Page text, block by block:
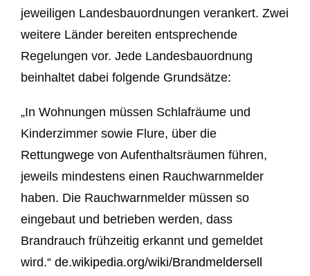
jeweiligen Landesbauordnungen verankert. Zwei
weitere Länder bereiten entsprechende
Regelungen vor. Jede Landesbauordnung
beinhaltet dabei folgende Grundsätze:
„In Wohnungen müssen Schlafräume und
Kinderzimmer sowie Flure, über die
Rettungwege von Aufenthaltsräumen führen,
jeweils mindestens einen Rauchwarnmelder
haben. Die Rauchwarnmelder müssen so
eingebaut und betrieben werden, dass
Brandrauch frühzeitig erkannt und gemeldet
wird.“ de.wikipedia.org/wiki/Brandmeldersell